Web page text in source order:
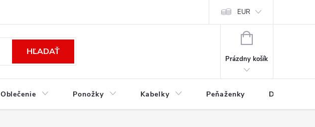
Podmienky ochrany osobných údajov
EUR
HĽADAŤ
NÁKUPNÝ
Prázdny košík
Oblečenie Ponožky Kabelky Peňaženky Drogéria